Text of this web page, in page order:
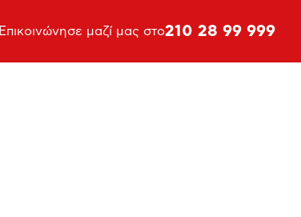
Επικοινώνησε μαζί μας στο210 28 99 999